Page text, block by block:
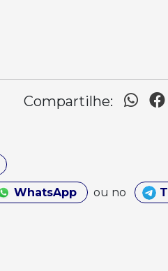
Compartilhe:
WhatsApp ou no